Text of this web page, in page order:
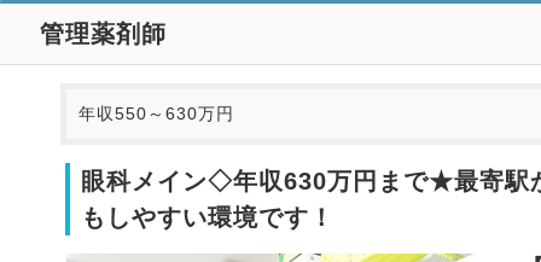
管理薬剤師
年収550～630万円
眼科メイン◇年収630万円まで★最寄駅
もしやすい環境です！